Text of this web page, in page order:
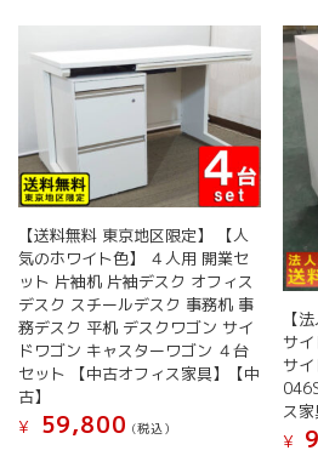
【送料無料 東京地区限定】 【人
気のホワイト色】 ４人用 開業セ
ット 片袖机 片袖デスク オフィス
デスク スチールデスク 事務机 事
務デスク 平机 デスクワゴン サイ
ドワゴン キャスターワゴン ４台
セット 【中古オフィス家具】【中
古】
¥
59,800 (税込）
【
サ
サ
ス家
¥